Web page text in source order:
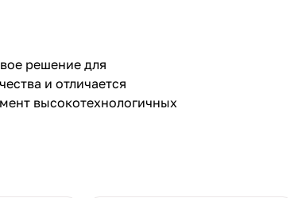
решение для
и отличается
высокотехнологичных